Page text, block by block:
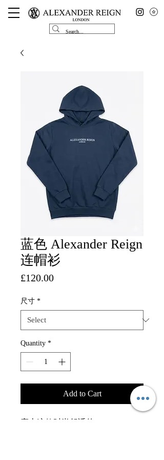
蓝色 Alexander Reign
连帽衫
£120.00Price
尺寸 *
Quantity *
Add to Cart
穿上这款时尚舒适的 Alexander